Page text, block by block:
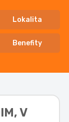
Lokalita
Benefity
V